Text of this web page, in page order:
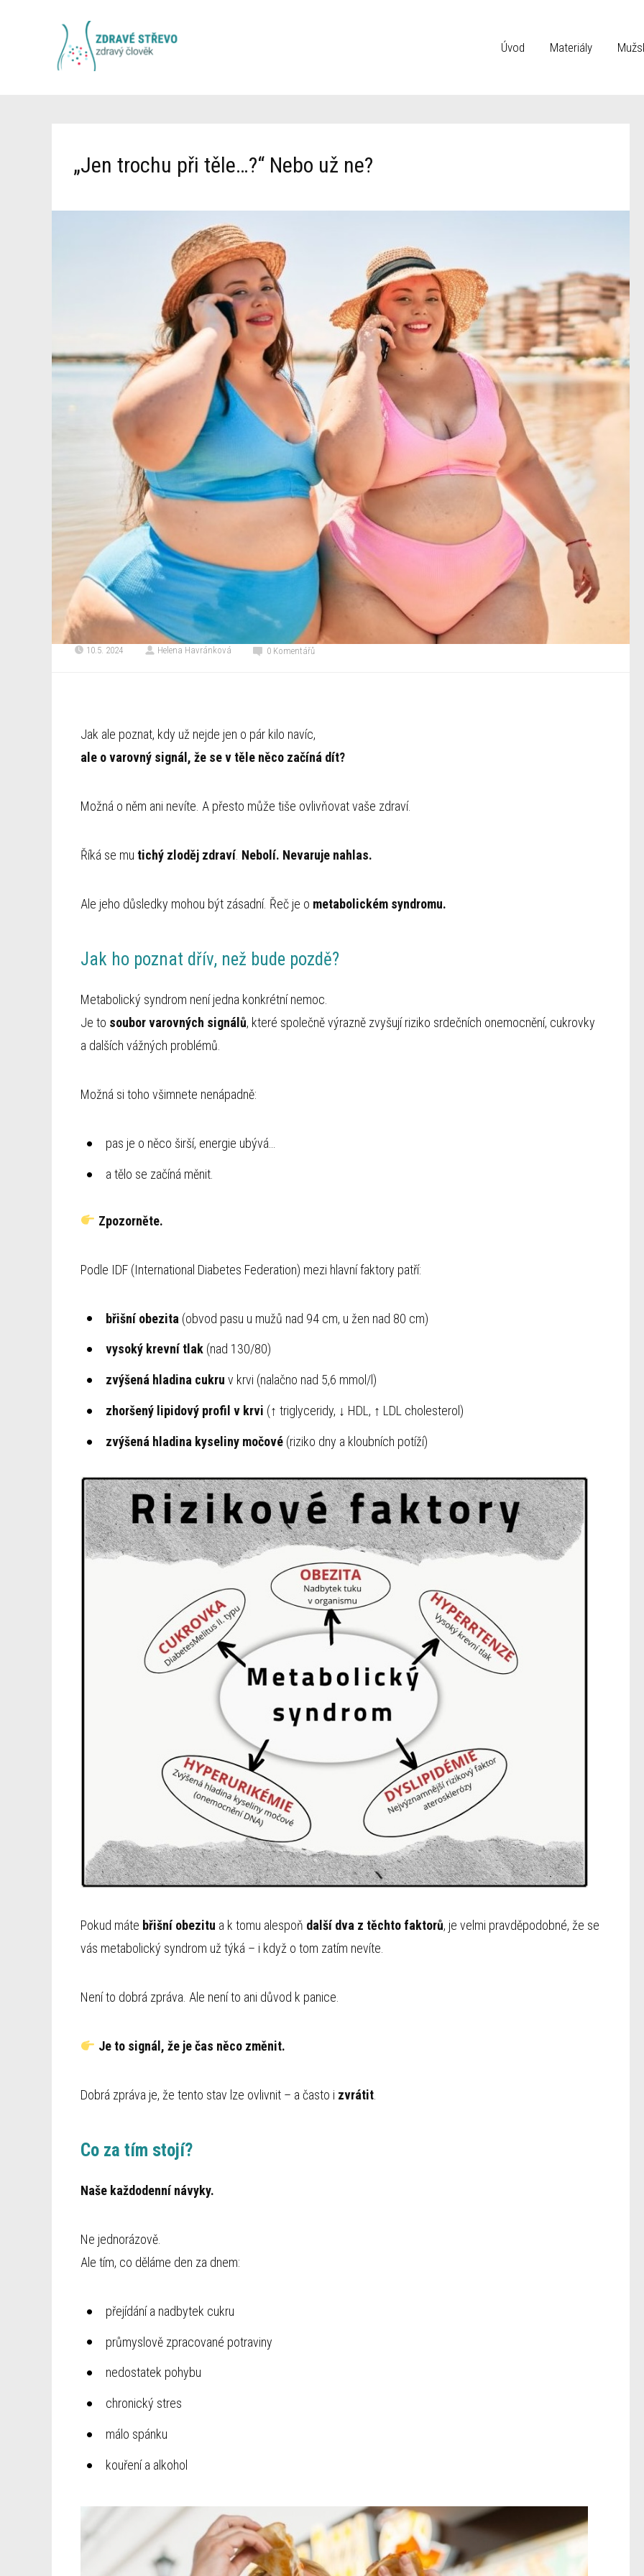
Úvod Materiály
„Jen trochu při těle…?“ Nebo už ne?
10.5. 2024 Helena Havránková 0 Komentářů
Jak ale poznat, kdy už nejde jen o pár kilo navíc,
ale o varovný signál, že se v těle něco začíná dít?
Možná o něm ani nevíte. A přesto může tiše ovlivňovat vaše zdraví.
Říká se mu tichý zloděj zdraví. Nebolí. Nevaruje nahlas.
Ale jeho důsledky mohou být zásadní. Řeč je o metabolickém syndromu.
Jak ho poznat dřív, než bude pozdě?
Metabolický syndrom není jedna konkrétní nemoc.
Je to soubor varovných signálů, které společně výrazně zvyšují riziko srdečních onemocnění, cukrovky
a dalších vážných problémů.
Možná si toho všimnete nenápadně:
pas je o něco širší, energie ubývá…
a tělo se začíná měnit.
Zpozorněte.
Podle IDF (International Diabetes Federation) mezi hlavní faktory patří:
břišní obezita (obvod pasu u mužů nad 94 cm, u žen nad 80 cm)
vysoký krevní tlak (nad 130/80)
zvýšená hladina cukru v krvi (nalačno nad 5,6 mmol/l)
zhoršený lipidový profil v krvi (↑ triglyceridy, ↓ HDL, ↑ LDL cholesterol)
zvýšená hladina kyseliny močové (riziko dny a kloubních potíží)
Pokud máte břišní obezitu a k tomu alespoň další dva z těchto faktorů, je velmi pravděpodobné, že se
vás metabolický syndrom už týká – i když o tom zatím nevíte.
Není to dobrá zpráva. Ale není to ani důvod k panice.
Je to signál, že je čas něco změnit.
Dobrá zpráva je, že tento stav lze ovlivnit – a často i zvrátit
Co za tím stojí?
Naše každodenní návyky.
Ne jednorázově.
Ale tím, co děláme den za dnem:
přejídání a nadbytek cukru
průmyslově zpracované potraviny
nedostatek pohybu
chronický stres
málo spánku
kouření a alkohol